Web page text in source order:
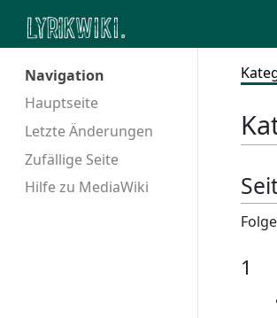
Navigation
Hauptseite
Letzte Änderungen
Zufällige Seite
Hilfe zu MediaWiki
1